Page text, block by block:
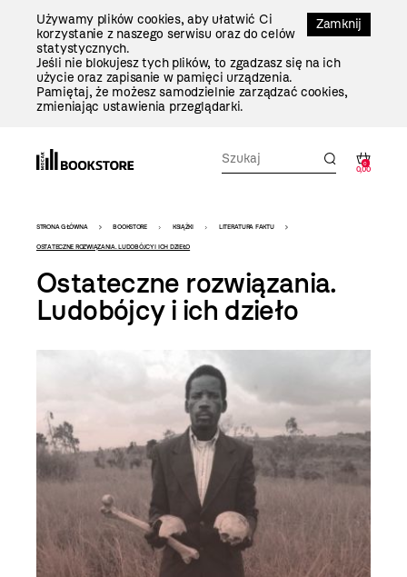
Zamknij
Używamy plików cookies, aby ułatwić Ci
korzystanie z naszego serwisu oraz do celów
statystycznych.
Jeśli nie blokujesz tych plików, to zgadzasz się na ich
użycie oraz zapisanie w pamięci urządzenia.
Pamiętaj, że możesz samodzielnie zarządzać cookies,
zmieniając ustawienia przeglądarki.
0
0,00
Bookstore
-
szablon
szczegóły
STRONA GŁÓWNA BOOKSTORE KSIĄŻKI LITERATURA FAKTU
OSTATECZNE ROZWIĄZANIA. LUDOBÓJCY I ICH DZIEŁO
Ostateczne rozwiązania.
Ludobójcy i ich dzieło